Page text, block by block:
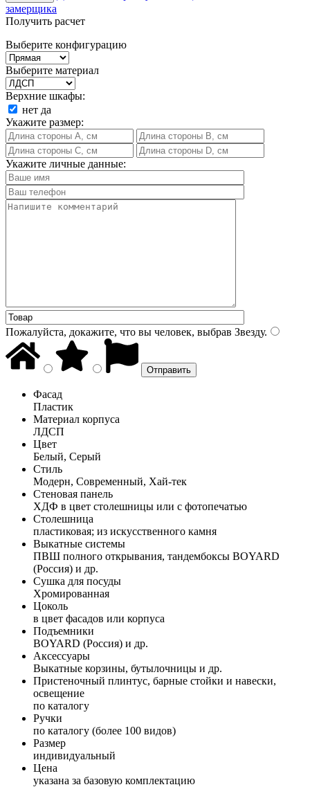
замерщика
Получить расчет
Выберите конфигурацию
Выберите материал
Верхние шкафы:
нет да
Укажите размер:
Укажите личные данные:
Пожалуйста, докажите, что вы человек, выбрав Звезду.
Фасад
Пластик
Материал корпуса
ЛДСП
Цвет
Белый, Серый
Стиль
Модерн, Современный, Хай-тек
Стеновая панель
ХДФ в цвет столешницы или с фотопечатью
Столешница
пластиковая; из искусственного камня
Выкатные системы
ПВШ полного открывания, тандембоксы BOYARD
(Россия) и др.
Сушка для посуды
Хромированная
Цоколь
в цвет фасадов или корпуса
Подъемники
BOYARD (Россия) и др.
Аксессуары
Выкатные корзины, бутылочницы и др.
Пристеночный плинтус, барные стойки и навески,
освещение
по каталогу
Ручки
по каталогу (более 100 видов)
Размер
индивидуальный
Цена
указана за базовую комплектацию